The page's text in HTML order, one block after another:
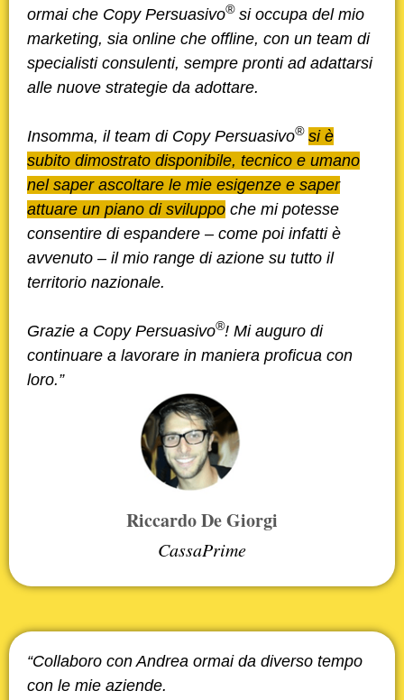
ormai che Copy Persuasivo®si occupa del mio
marketing, sia online che offline, con un team di
specialisti consulenti, sempre pronti ad adattarsi
alle nuove strategie da adottare.
Insomma, il team di Copy Persuasivo® si è
subito dimostrato disponibile, tecnico e umano
nel saper ascoltare le mie esigenze e saper
attuare un piano di sviluppo che mi potesse
consentire di espandere – come poi infatti è
avvenuto – il mio range di azione su tutto il
territorio nazionale.
Grazie a Copy Persuasivo®! Mi auguro di
continuare a lavorare in maniera proficua con
loro.”
Riccardo De Giorgi
CassaPrime
“Collaboro con Andrea ormai da diverso tempo
con le mie aziende.